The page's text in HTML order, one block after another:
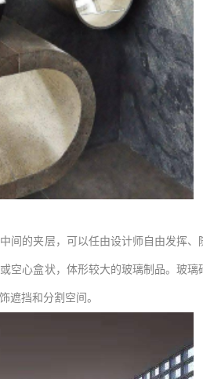
间的夹层，可以任由设计师自由发挥
空心盒状，体形较大的玻璃制品。玻
遮挡和分割空间。